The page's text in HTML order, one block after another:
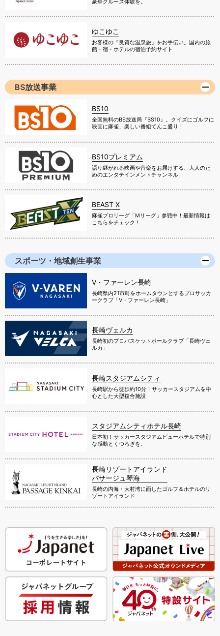
ゆこゆこ
お客様の『良質な温泉旅』をお手伝い。国内の旅
館・宿・ホテルの宿泊予約サイト
BS放送事業
BS10
全国無料のBS放送局『BS10』。クイズにゴルフに
映画に麻雀、楽しい番組てんこ盛り！
BS10プレミアム
語り継がれる映画や音楽をお届けする、大人のた
めのエンタテインメントチャンネル
BEAST X
麻雀プロリーグ「Mリーグ」参戦中！最新情報は
こちらをチェック！
スポーツ・地域創生事業
V・ファーレン長崎
長崎県内21市町をホームタウンとするプロサッカ
ークラブ「V・ファーレン長崎」
長崎ヴェルカ
長崎初のプロバスケットボールクラブ「長崎ヴェ
ルカ」
長崎スタジアムシティ
長崎駅から徒歩約10分！サッカースタジアムを中
心とした大型複合施設
スタジアムシティホテル長崎
日本初！サッカースタジアムビューホテルで特別
な感動とくつろぎを。
長崎リゾートアイランド
パサージュ琴海
長崎の内海・大村湾に面したゴルフ＆ホテルのリ
ゾートアイランド